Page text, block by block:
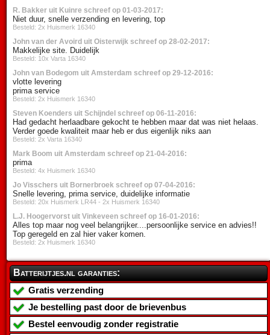
R. Bakker uit Kuinre schreef op 01-03-2017:
Niet duur, snelle verzending en levering, top
Besteld: 2x Huismerk 16340
John van der Avoird uit Oisterwijk schreef op 28-02-2017:
Makkelijke site. Duidelijk
Besteld: 10x Varta 16340
John van Bodegom uit Amsterdam schreef op 29-12-2016:
vlotte levering
prima service
Besteld: 2x Huismerk 16340
Steven Koenders uit Schijndel schreef op 06-11-2016:
Had gedacht herlaadbare gekocht te hebben maar dat was niet helaas.
Verder goede kwaliteit maar heb er dus eigenlijk niks aan
Besteld: 2x Varta 16340
Mark Boom uit Amsterdam schreef op 21-04-2016:
prima
Besteld: 4x Huismerk 16340
Jo Visschers uit Bornerbroek schreef op 07-04-2016:
Snelle levering, prima service, duidelijke informatie
Besteld: 20x Huismerk LR44 - 2x Huismerk 16340
L.J. Hoogervorst uit Vinkeveen schreef op 16-01-2016:
Alles top maar nog veel belangrijker....persoonlijke service en advies!!
Top geregeld en zal hier vaker komen.
Besteld: 2x Huismerk 16340
Batterijtjes.nl garanties:
Gratis verzending
Je bestelling past door de brievenbus
Bestel eenvoudig zonder registratie